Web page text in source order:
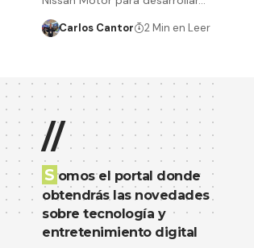
Carlos Cantor 2 Min en Leer
//
S omos el portal donde
obtendrás las novedades
sobre tecnología y
entretenimiento digital